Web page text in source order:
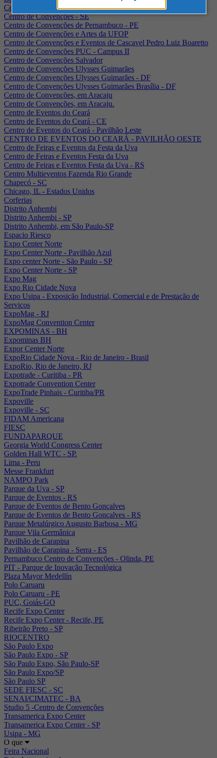
Centro Internacional de Convenções do Brasil, em Brasília
Centro de Convenções - SE
Centro de Convenções de Pernambuco - PE
Centro de Convenções e Artes da UFOP
Centro de Convenções e Eventos de Cascavel Pedro Luiz Boaretto
Centro de Convenções PUC - Campus II
Centro de Convenções Salvador
Centro de Convenções Ulysses Guimarães
Centro de Convenções Ulysses Guimarães - DF
Centro de Convenções Ulysses Guimarães Brasília - DF
Centro de Convenções, em Aracaju
Centro de Convenções, em Aracaju.
Centro de Eventos do Ceará
Centro de Eventos do Ceará - CE
Centro de Eventos do Ceará - Pavilhão Leste
CENTRO DE EVENTOS DO CEARÁ - PAVILHÃO OESTE
Centro de Feiras e Eventos da Festa da Uva
Centro de Feiras e Eventos Festa da Uva
Centro de Feiras e Eventos Festa da Uva - RS
Centro Multieventos Fazenda Rio Grande
Chapecó - SC
Chicago, IL - Estados Unidos
Corferias
Distrito Anhembi
Distrito Anhembi - SP
Distrito Anhembi, em São Paulo-SP
Espacio Riesco
Expo Center Norte
Expo Center Norte - Pavilhão Azul
Expo center Norte - São Paulo - SP
Expo Center Norte - SP
Expo Mag
Expo Rio Cidade Nova
Expo Usipa - Exposição Industrial, Comercial e de Prestação de
Serviços
ExpoMag - RJ
ExpoMag Convention Center
EXPOMINAS - BH
Expominas BH
Expor Center Norte
ExpoRio Cidade Nova - Rio de Janeiro - Brasil
ExpoRio, Rio de Janeiro, RJ
Expotrade - Curitiba - PR
Expotrade Convention Center
ExpoTrade Pinhais - Curitiba/PR
Expoville
Expoville - SC
FIDAM Americana
FIESC
FUNDAPARQUE
Georgia World Congress Center
Golden Hall WTC - SP.
Lima - Peru
Messe Frankfurt
NAMPO Park
Parque da Uva - SP
Parque de Eventos - RS
Parque de Eventos de Bento Gonçalves
Parque de Eventos de Bento Gonçalves - RS
Parque Metalúrgico Augusto Barbosa - MG
Parque Vila Germânica
Pavilhão de Carapina
Pavilhão de Carapina - Serra - ES
Pernambuco Centro de Convenções - Olinda, PE
PIT - Parque de Inovação Tecnológica
Plaza Mayor Medellín
Polo Caruaru
Polo Caruaru - PE
PUC, Goiás-GO
Recife Expo Center
Recife Expo Center - Recife, PE
Ribeirão Preto - SP
RIOCENTRO
São Paulo Expo
São Paulo Expo - SP
São Paulo Expo, São Paulo-SP
São Paulo Expo/SP
São Paulo SP
SEDE FIESC - SC
SENAI/CIMATEC - BA
Studio 5 -Centro de Convenções
Transamerica Expo Center
Transamerica Expo Center - SP
Usipa - MG
O que
Feira Nacional